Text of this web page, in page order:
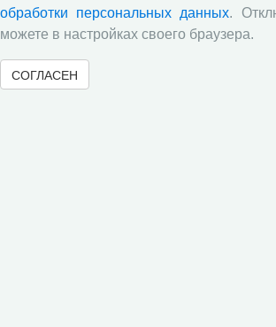
Обзор научных публикаций
Е.В. Лукин: обзор заметки
обработки персональных данных.
можете в настройках своего браузера.
СОГЛАСЕН